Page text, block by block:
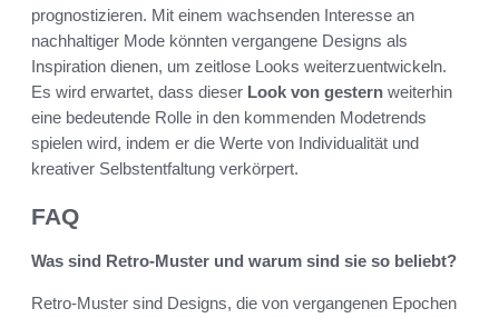
prognostizieren. Mit einem wachsenden Interesse an
nachhaltiger Mode könnten vergangene Designs als
Inspiration dienen, um zeitlose Looks weiterzuentwickeln.
Es wird erwartet, dass dieser Look von gestern weiterhin
eine bedeutende Rolle in den kommenden Modetrends
spielen wird, indem er die Werte von Individualität und
kreativer Selbstentfaltung verkörpert.
FAQ
Was sind Retro-Muster und warum sind sie so beliebt?
Retro-Muster sind Designs, die von vergangenen Epochen